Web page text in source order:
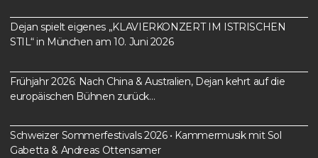
Dejan spielt eigenes „KLAVIERKONZERT IM ISTRISCHEN
STIL“ in München am 10. Juni 2026
Frühjahr 2026: Nach China & Australien, Dejan kehrt auf die
europäischen Bühnen zurück…
Schweizer Sommerfestivals 2026 • Kammermusik mit Sol
Gabetta & Andreas Ottensamer